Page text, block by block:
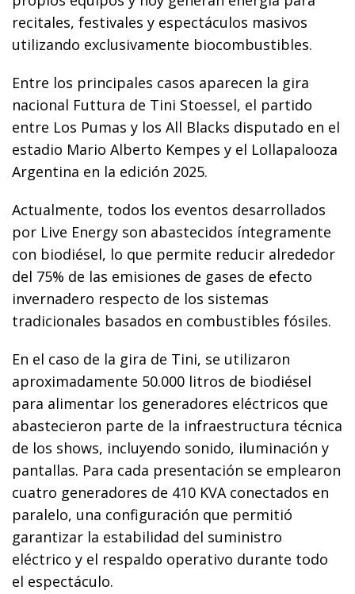
recitales, festivales y espectáculos masivos
utilizando exclusivamente biocombustibles.
Entre los principales casos aparecen la gira
nacional Futtura de Tini Stoessel, el partido
entre Los Pumas y los All Blacks disputado en el
estadio Mario Alberto Kempes y el Lollapalooza
Argentina en la edición 2025.
Actualmente, todos los eventos desarrollados
por Live Energy son abastecidos íntegramente
con biodiésel, lo que permite reducir alrededor
del 75% de las emisiones de gases de efecto
invernadero respecto de los sistemas
tradicionales basados en combustibles fósiles.
En el caso de la gira de Tini, se utilizaron
aproximadamente 50.000 litros de biodiésel
para alimentar los generadores eléctricos que
abastecieron parte de la infraestructura técnica
de los shows, incluyendo sonido, iluminación y
pantallas. Para cada presentación se emplearon
cuatro generadores de 410 KVA conectados en
paralelo, una configuración que permitió
garantizar la estabilidad del suministro
eléctrico y el respaldo operativo durante todo
el espectáculo.